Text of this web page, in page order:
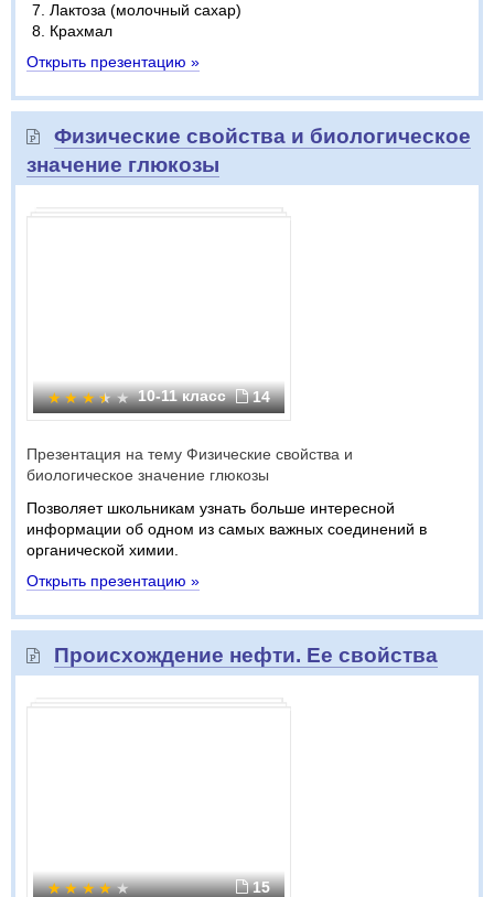
Лактоза (молочный сахар)
Крахмал
Открыть презентацию »
Физические свойства и биологическое
значение глюкозы
10-11 класс 14
Презентация на тему Физические свойства и
биологическое значение глюкозы
Позволяет школьникам узнать больше интересной
информации об одном из самых важных соединений в
органической химии.
Открыть презентацию »
Происхождение нефти. Ее свойства
15